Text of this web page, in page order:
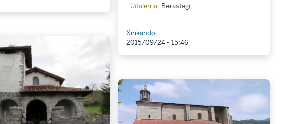
Udalerria: Berastegi
Xirikando
2015/09/24 - 15:46